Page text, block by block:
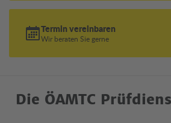
Termin vereinbaren
Wir beraten Sie gerne
Die ÖAMTC